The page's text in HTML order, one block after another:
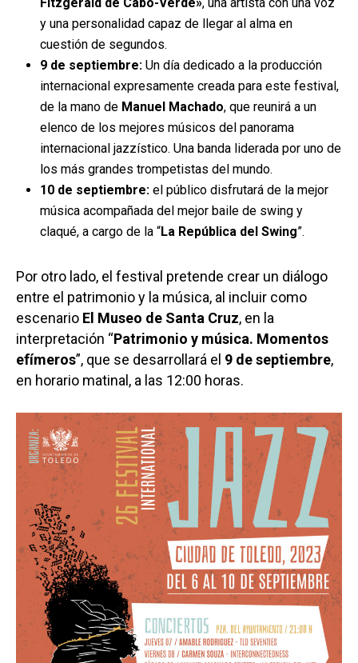
y una personalidad capaz de llegar al alma en
cuestión de segundos.
9 de septiembre: Un día dedicado a la producción
internacional expresamente creada para este festival,
de la mano de Manuel Machado, que reunirá a un
elenco de los mejores músicos del panorama
internacional jazzístico. Una banda liderada por uno de
los más grandes trompetistas del mundo.
10 de septiembre: el público disfrutará de la mejor
música acompañada del mejor baile de swing y
claqué, a cargo de la “La República del Swing”.
Por otro lado, el festival pretende crear un diálogo
entre el patrimonio y la música, al incluir como
escenario El Museo de Santa Cruz, en la
interpretación “Patrimonio y música. Momentos
efímeros”, que se desarrollará el 9 de septiembre,
en horario matinal, a las 12:00 horas.